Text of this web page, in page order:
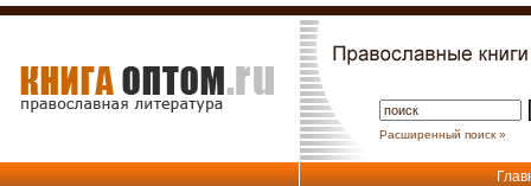
Расширенный поиск »